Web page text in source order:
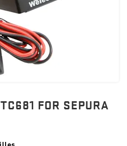
FOR SEPURA